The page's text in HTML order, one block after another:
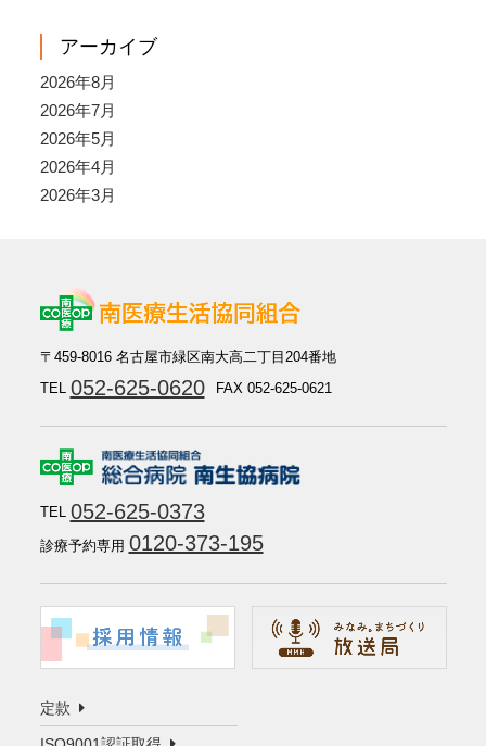
アーカイブ
2026年8月
2026年7月
2026年5月
2026年4月
2026年3月
〒459-8016 名古屋市緑区南大高二丁目204番地
TEL
052-625-0620 FAX 052-625-0621
TEL 052-625-0373
診療予約専用 0120-373-195
定款